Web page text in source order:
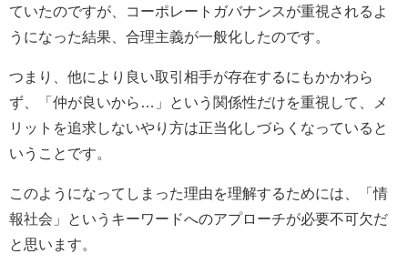
ていたのですが、コーポレートガバナンスが重視されるよ
うになった結果、合理主義が一般化したのです。
つまり、他により良い取引相手が存在するにもかかわら
ず、「仲が良いから…」という関係性だけを重視して、メ
リットを追求しないやり方は正当化しづらくなっていると
いうことです。
このようになってしまった理由を理解するためには、「情
報社会」というキーワードへのアプローチが必要不可欠だ
と思います。